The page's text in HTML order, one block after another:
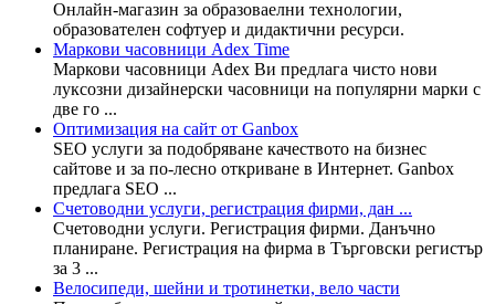
Онлайн-магазин за образоваелни технологии,
образователен софтуер и дидактични ресурси.
Маркови часовници Adex Time
Маркови часовници Adex Ви предлага чисто нови
луксозни дизайнерски часовници на популярни марки с
две го ...
Оптимизация на сайт от Ganbox
SEO услуги за подобряване качеството на бизнес
сайтове и за по-лесно откриване в Интернет. Ganbox
предлага SEO ...
Счетоводни услуги, регистрация фирми, дан ...
Счетоводни услуги. Регистрация фирми. Данъчно
планиране. Регистрация на фирма в Търговски регистър
за 3 ...
Велосипеди, шейни и тротинетки, вело части